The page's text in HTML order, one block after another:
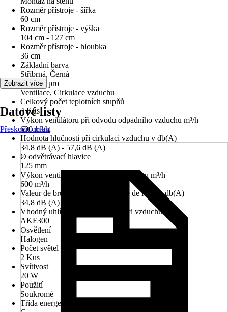
Rozměr přístroje - šířka
60 cm
Rozměr přístroje - výška
104 cm - 127 cm
Rozměr přístroje - hloubka
36 cm
Základní barva
Stříbrná, Černá
Vhodné pro
Ventilace, Cirkulace vzduchu
Celkový počet teplotních stupňů
4 Kus
Výkon ventilátoru při odvodu odpadního vzduchu m³/h
600 m³/h
Hodnota hlučnosti při cirkulaci vzduchu v db(A)
34,8 dB (A) - 57,6 dB (A)
Ø odvětrávací hlavice
125 mm
Výkon ventilátoru při cirkulaci vzduchu m³/h
600 m³/h
Valeur de bruit en mode recyclage de l'air en db(A)
34,8 dB (A) - 57,6 dB (A)
Vhodný uhlíkový filtr pro cirkulaci vzduchu
AKF300
Osvětlení
Halogen
Počet světel
2 Kus
Svítivost
20 W
Použití
Soukromé
Třída energetické náročnosti
Zobrazit více
Datové listy
Přeskočit oblast